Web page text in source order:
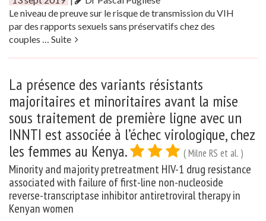
Le niveau de preuve sur le risque de transmission du VIH
par des rapports sexuels sans préservatifs chez des
couples … Suite
La présence des variants résistants
majoritaires et minoritaires avant la mise
sous traitement de première ligne avec un
INNTI est associée à l’échec virologique, chez
les femmes au Kenya.
( Milne RS et al. )
Minority and majority pretreatment HIV-1 drug resistance
associated with failure of first-line non-nucleoside
reverse-transcriptase inhibitor antiretroviral therapy in
Kenyan women